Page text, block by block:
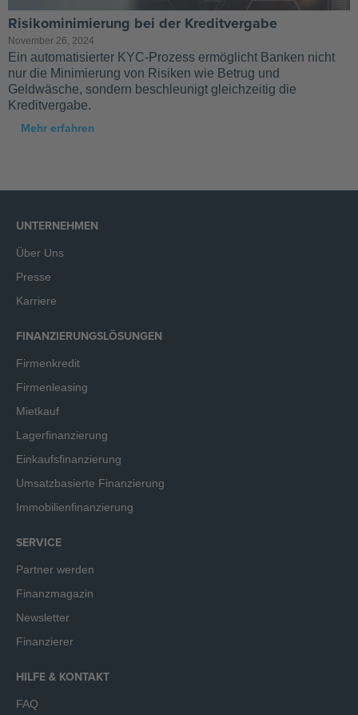
Risikominimierung bei der Kreditvergabe
November 26, 2024
Ein automatisierter KYC-Prozess ermöglicht Banken nicht
nur die Minimierung von Risiken wie Betrug und
Geldwäsche, sondern beschleunigt gleichzeitig die
Kreditvergabe.
Mehr erfahren
UNTERNEHMEN
Über Uns
Presse
Karriere
FINANZIERUNGSLÖSUNGEN
Firmenkredit
Firmenleasing
Mietkauf
Lagerfinanzierung
Einkaufsfinanzierung
Umsatzbasierte Finanzierung
Immobilienfinanzierung
SERVICE
Partner werden
Finanzmagazin
Newsletter
Finanzierer
HILFE & KONTAKT
FAQ